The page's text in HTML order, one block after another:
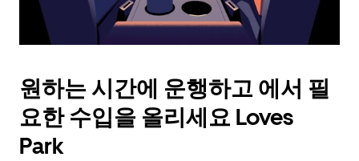
캘
린
더
를
닫
원하는 시간에 운행하고 에서 필
요한 수입을 올리세요 Loves
Park